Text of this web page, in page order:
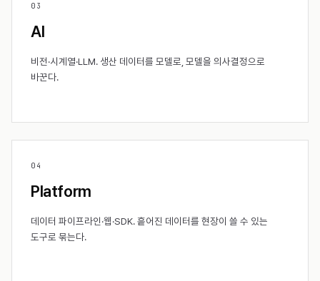
0 3
AI
비전·시계열·LLM. 생산 데이터를 모델로, 모델을 의사결정으로
바꾼다.
0 4
Platform
데이터 파이프라인·웹·SDK. 흩어진 데이터를 현장이 쓸 수 있는
도구로 묶는다.